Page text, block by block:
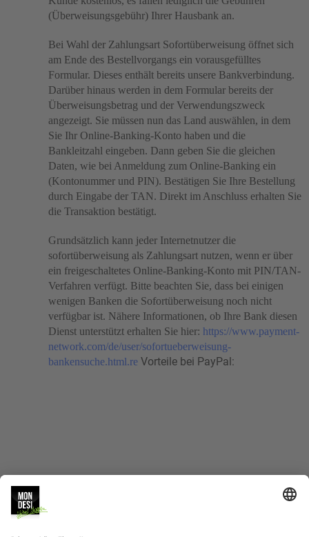
(Überweisungsgebühr) Ihrer Hausbank an.
Bei Wahl der Zahlungsart Sofortüberweisung öffnet sich
am Ende des Bestellvorgangs ein vorausgefülltes
Formular. Dieses enthält bereits unsere Bankverbindung.
Darüber hinaus werden in dem Formular bereits der
Überweisungsbetrag und der Verwendungszweck
angezeigt. Sie müssen nun das Land auswählen, in dem
Sie Ihr Online-Banking-Konto haben und die
Bankleitzahl eingeben. Dann geben Sie die gleichen
Daten, wie bei Anmeldung zum Online-Banking ein
(Kontonummer und PIN). Bestätigen Sie Ihre Bestellung
durch Eingabe der TAN. Direkt im Anschluss erhalten Sie
die Transaktion bestätigt.
Grundsätzlich kann jeder Internetnutzer die
sofortüberweisung als Zahlungsart nutzen, wenn er über
ein freigeschaltetes Online-Banking-Konto mit PIN/TAN-
Verfahren verfügt. Bitte beachten Sie, dass bei einigen
wenigen Banken die Sofortüberweisung noch nicht
verfügbar ist. Nähere Informationen, ob Ihre Bank diesen
Dienst unterstützt erhalten Sie hier: https://www.payment-
network.com/de/user/sofortueberweisung-
bankensuche.html.re Vorteile bei PayPal: